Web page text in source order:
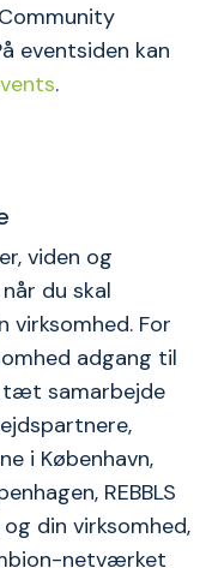
eventsiden kan
.
viden og
du skal
virksomhed. For
adgang til
tæt samarbejde
i København,
REBBLS
din virksomhed,
netværket